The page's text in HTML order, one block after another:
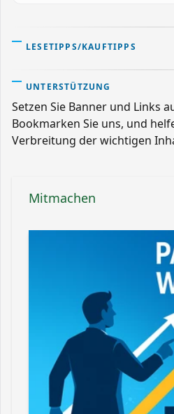
LESETIPPS/KAUFTIPPS
UNTERSTÜTZUNG
Setzen Sie Banner und Links
Bookmarken Sie uns, und
Verbreitung der wichtigen
Mitmachen